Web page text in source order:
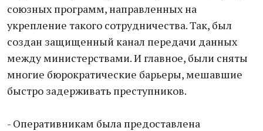
союзных программ, направленных на
укрепление такого сотрудничества. Так, был
создан защищенный канал передачи данных
между министерствами. И главное, были сняты
многие бюрократические барьеры, мешавшие
быстро задерживать преступников.
- Оперативникам была предоставлена